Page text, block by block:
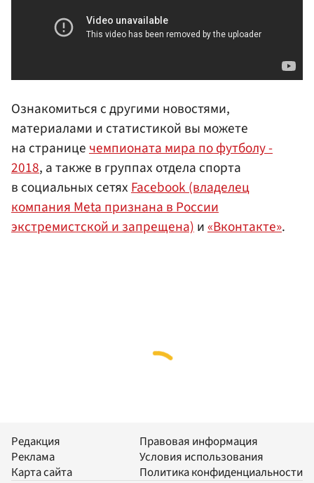
Ознакомиться с другими новостями,
материалами и статистикой вы можете
на страницечемпионата мира по футболу -
2018, а также в группах отдела спорта
в социальных сетяхFacebook (владелец
компания Meta признана в России
экстремистской и запрещена)и«Вконтакте».
Редакция
Реклама
Карта сайта
Правовая информация
Условия использования
Политика конфиденциальности